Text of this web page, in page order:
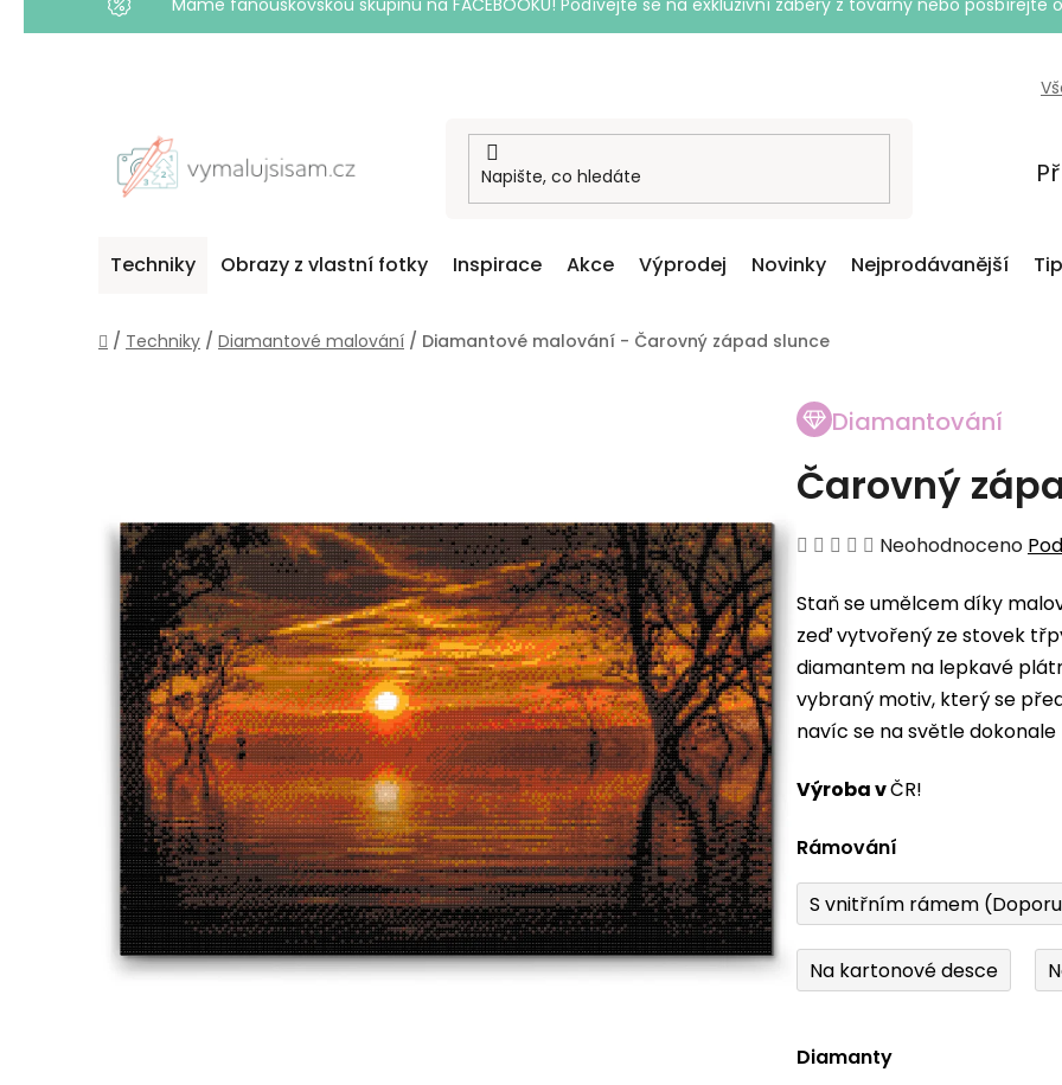
Máme fanouškovskou skupinu na FACEBOOKU! Podívejte se na exkluzivní záběry z továrny nebo
Techniky Obrazy z vlastní fotky Inspirace Akce Výprodej Novinky Nejprodávanější
Domů
/ Techniky / Diamantové malování / Diamantové malování - Čarovný západ slunce
Diamantování
Čarovný
Průměrné
produktu
je
0,0
z
5
Neohodnoceno
Staň se umělcem díky
zeď vytvořený ze stovek
diamantem na lepkavé
vybraný motiv, který se
navíc se na světle
Výroba vČR!
Rámování
S vnitřním rámem
Na kartonové desce
Diamanty